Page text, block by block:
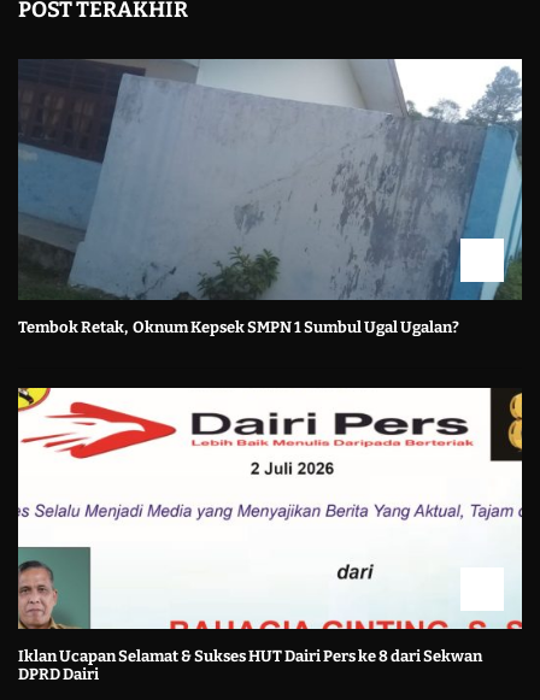
POST TERAKHIR
Tembok Retak, Oknum Kepsek SMPN 1 Sumbul Ugal Ugalan?
Iklan Ucapan Selamat & Sukses HUT Dairi Pers ke 8 dari Sekwan
DPRD Dairi